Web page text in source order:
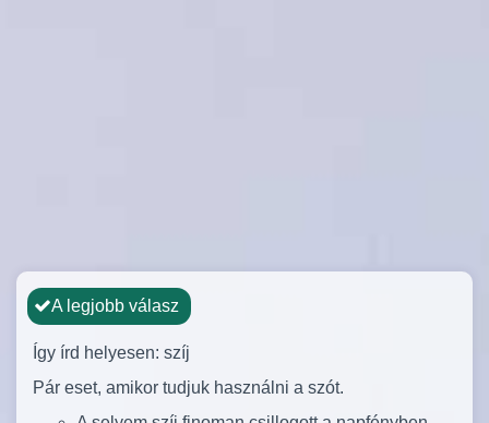
A legjobb válasz
Így írd helyesen: szíj
Pár eset, amikor tudjuk használni a szót.